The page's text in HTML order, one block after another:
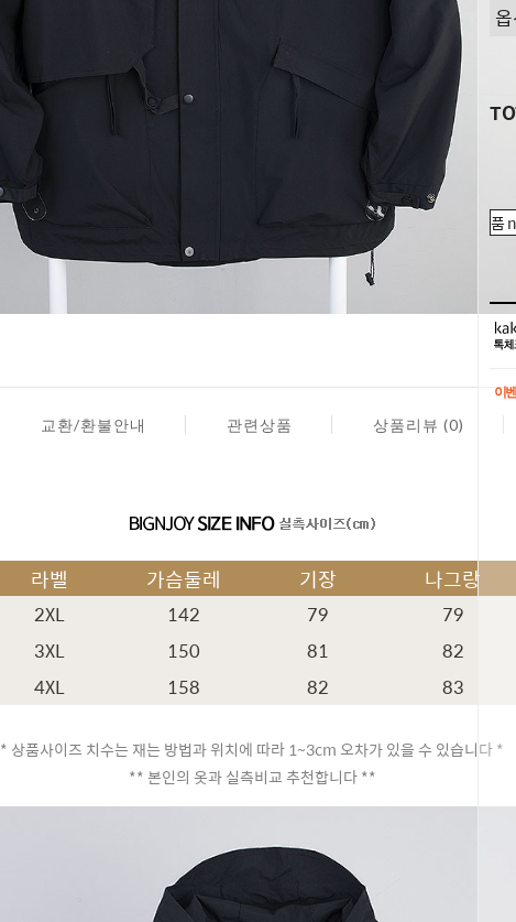
품
이
교환/환불안내 관련상품 상품리뷰 (0)
라벨 가슴둘레 기장 나그랑
2XL 142 79 79
3XL 150 81 82
4XL 158 82 83
* 상품사이즈 치수는 재는 방법과 위치에 따라 1~3cm 오차가 있을 수 있습니다 *
** 본인의 옷과 실측비교 추천합니다 **